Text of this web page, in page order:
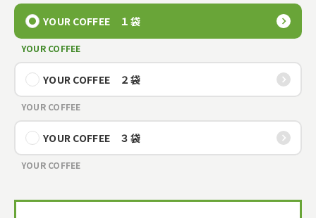
YOUR COFFEE １袋
YOUR COFFEE
YOUR COFFEE ２袋
YOUR COFFEE
YOUR COFFEE ３袋
YOUR COFFEE